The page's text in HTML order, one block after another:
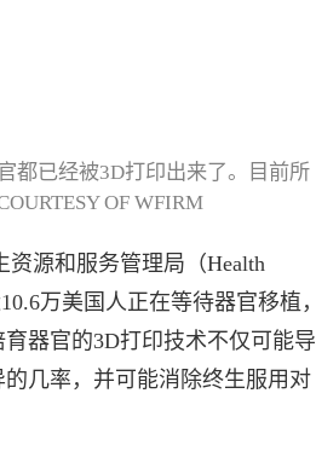
都已经被3D打印出来了。目前所
OF WFIRM
源和服务管理局（Health
万美国人正在等待器官移植，
器官的3D打印技术不仅可能导
几率，并可能消除终生服用对